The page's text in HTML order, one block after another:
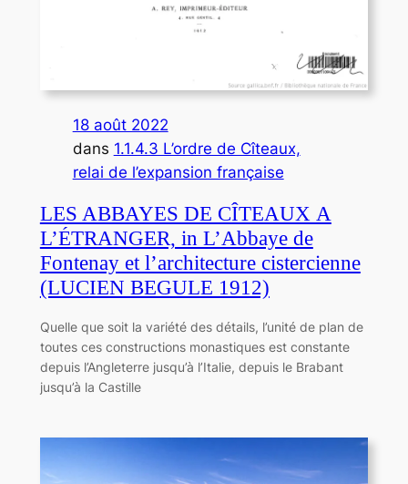
18 août 2022
dans 1.1.4.3 L’ordre de Cîteaux,
relai de l’expansion française
LES ABBAYES DE CÎTEAUX A
L’ÉTRANGER, in L’Abbaye de
Fontenay et l’architecture cistercienne
(LUCIEN BEGULE 1912)
Quelle que soit la variété des détails, l’unité de plan de
toutes ces constructions monastiques est constante
depuis l’Angleterre jusqu’à l’Italie, depuis le Brabant
jusqu’à la Castille